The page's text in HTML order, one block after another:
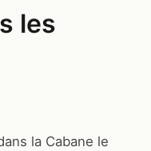
les
la Cabane le